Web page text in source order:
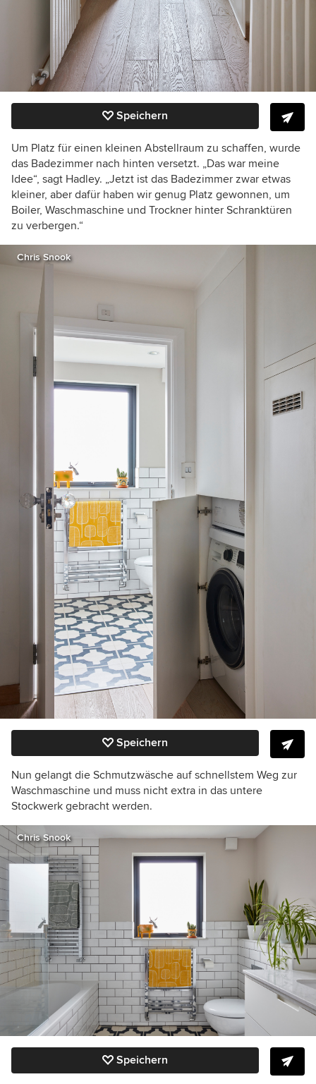
Speichern
Um Platz für einen kleinen Abstellraum zu schaffen, wurde
das Badezimmer nach hinten versetzt. „Das war meine
Idee“, sagt Hadley. „Jetzt ist das Badezimmer zwar etwas
kleiner, aber dafür haben wir genug Platz gewonnen, um
Boiler, Waschmaschine und Trockner hinter Schranktüren
zu verbergen.“
Chris Snook
Speichern
Nun gelangt die Schmutzwäsche auf schnellstem Weg zur
Waschmaschine und muss nicht extra in das untere
Stockwerk gebracht werden.
Chris Snook
Speichern